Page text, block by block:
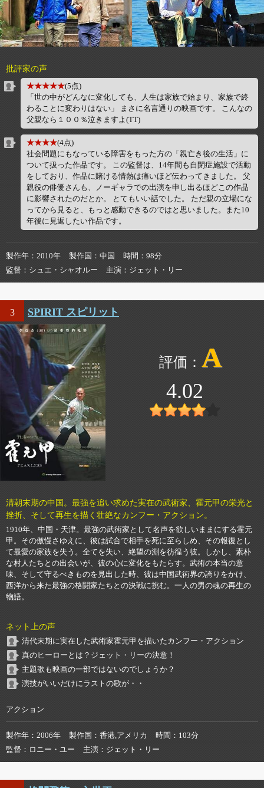
批評家の声
★★★★★(5点)
「世の中がどんなに変化しても、人生は家族で始まり、家族で終
わることに変わりはない」 まさに名言通りの映画です。 こんなの
父親なら１００％泣きますよ(TT)
★★★★(4点)
社会問題にもなっている障害をもった方の「親亡き後の生活」に
ついて扱った作品です。 この監督は、14年間も自閉症施設で活動
をしており、作品に賭ける情熱は痛いほど伝わってきました。 父
親役の俳優さんも、ノーギャラでの出演を申し出るほどこの作品
に影響されたのだとか。 とてもいい話でした。 ただ親の立場にな
ってから見ると、もっと感動できるのではと思いました。また10
年後に見返したい作品です。
製作年 2010年 製作国 中国 時間
98分
監督
シュエ・シャオルー 主演 ジェット・リー
3 SPIRIT スピリット
A
4.02
清朝末期の中国。最強を追い求めた実在の武術家、霍元甲の栄光と
挫折、そして再生を描く壮絶なカンフー・アクション。
1910年、中国・天津。最強の武術家として名声を欲しいままにする霍元
甲。その傲慢さゆえに、彼は試合で相手を死に至らしめ、その報復とし
て最愛の家族を失う。全てを失い、絶望の淵を彷徨う彼。しかし、素朴
な村人たちとの出会いが、彼の心に変化をもたらす。武術の本当の意
味、そして守るべきものを見出した時、彼は中国武術界の誇りをかけ、
西洋から来た最強の格闘家たちとの決戦に挑む。一人の男の魂の再生の
物語。
ネット上の声
清代末期に実在した武術家霍元甲を描いたカンフー・アクション
真のヒーローとは？ジェット・リーの決意！
主題歌も映画の一部ではないのでしょうか？
演技がいいだけにラストの歌が・・
アクション
製作年 2006年 製作国 香港,アメリカ 時間
103分
監督
ロニー・ユー 主演 ジェット・リー